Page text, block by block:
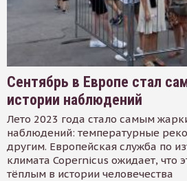
Сентябрь в Европе стал
истории наблюдений
Лето 2023 года стало самым
наблюдений: температурные
другим. Европейская служба по
климата Copernicus ожидает, что
тёплым в истории человечества